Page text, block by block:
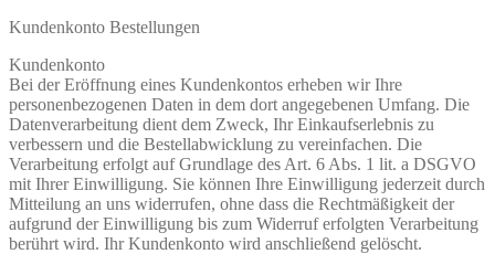
Kundenkonto Bestellungen
Kundenkonto
Bei der Eröffnung eines Kundenkontos erheben wir Ihre
personenbezogenen Daten in dem dort angegebenen Umfang. Die
Datenverarbeitung dient dem Zweck, Ihr Einkaufserlebnis zu
verbessern und die Bestellabwicklung zu vereinfachen. Die
Verarbeitung erfolgt auf Grundlage des Art. 6 Abs. 1 lit. a DSGVO
mit Ihrer Einwilligung. Sie können Ihre Einwilligung jederzeit durch
Mitteilung an uns widerrufen, ohne dass die Rechtmäßigkeit der
aufgrund der Einwilligung bis zum Widerruf erfolgten Verarbeitung
berührt wird. Ihr Kundenkonto wird anschließend gelöscht.